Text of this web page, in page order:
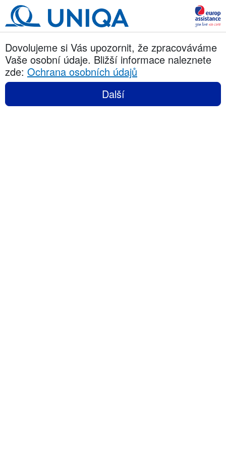
Dovolujeme si Vás upozornit, že zpracováváme
Vaše osobní údaje. Bližší informace naleznete
zde: Ochrana osobních údajů
Další